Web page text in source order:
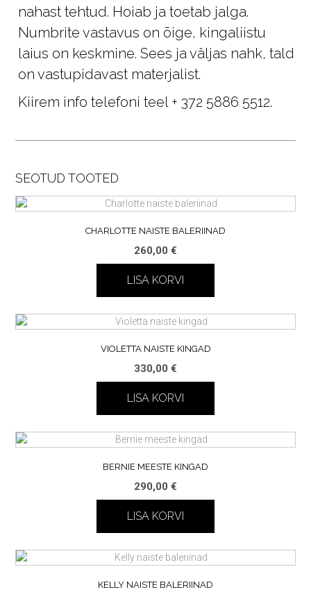
nahast tehtud. Hoiab ja toetab jalga.
Numbrite vastavus on õige, kingaliistu
laius on keskmine. Sees ja väljas nahk, tald
on vastupidavast materjalist.
Kiirem info telefoni teel + 372 5886 5512.
SEOTUD TOOTED
CHARLOTTE NAISTE BALERIINAD
260,00 €
LISA KORVI
VIOLETTA NAISTE KINGAD
330,00 €
LISA KORVI
BERNIE MEESTE KINGAD
290,00 €
LISA KORVI
KELLY NAISTE BALERIINAD